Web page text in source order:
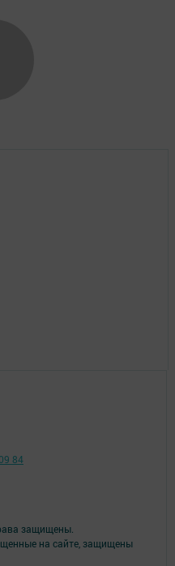
защищены.
на сайте, защищены
84